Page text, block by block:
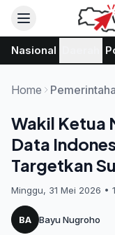
Nasional
Home
Wakil Ketua
Data
Targetkan
Minggu, 31 Mei 2026 •
BA Bayu Nugroho